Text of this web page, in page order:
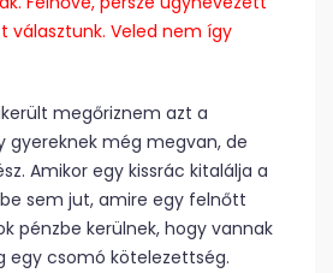
választunk. Veled nem így
megőriznem azt a
gyereknek még megvan, de
Amikor egy kissrác kitalálja a
sem jut, amire egy felnőtt
pénzbe kerülnek, hogy vannak
egy csomó kötelezettség.